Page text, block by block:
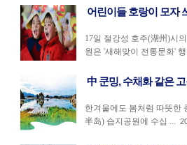
어린이들 호랑이 모자
17일 절강성 호주(湖州)시
원은 '새해맞이 전통문화'
中 쿤밍, 수채화 같은
한겨울에도 봄처럼 따뜻한
半岛) 습지공원에 수십 ...